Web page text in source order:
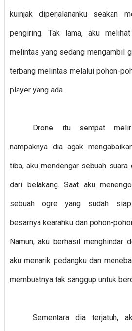
kuinjak diperjalananku seakan
pengiring. Tak lama, aku
melintas yang sedang mengambil
terbang melintas melalui pohon-
player yang ada.
Drone itu sempat
nampaknya dia agak
tiba, aku mendengar sebuah suara
dari belakang. Saat aku
sebuah ogre yang sudah siap
besarnya kearahku dan pohon-
Namun, aku berhasil menghindar
aku menarik pedangku dan
membuatnya tak sanggup untuk
Sementara dia terjatuh,